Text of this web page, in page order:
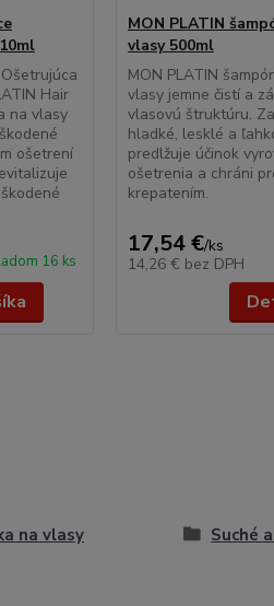
Hair
na vlasy
ošetrení
16 ks
MON PLATIN
vlasy 500ml
MON PLATIN
vlasy jemne čistí a
vlasovú štruktúru.
hladké, lesklé a
predlžuje účinok
ošetrenia a chráni
krepatením.
17,54 €/ks
14,26 € bez DPH
na vlasy Suché